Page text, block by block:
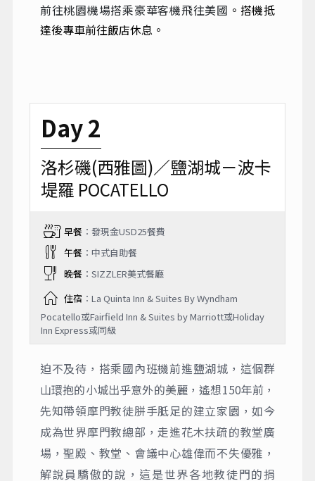
前往桃園機場搭乘豪華客機飛往美國 。搭機抵
達後專車前往飯店休息。
Day 2
洛杉磯(西雅圖)／鹽湖城－波卡
堤羅 POCATELLO
早餐：發現金USD25餐費
午餐：中式自助餐
晚餐：SIZZLER美式餐廳
住宿 ：La Quinta Inn & Suites By Wyndham
Pocatello或Fairfield Inn & Suites by Marriott或Holiday
Inn Express或同級
迫不及待，搭乘國內班機前進鹽湖城，這個群
山環抱的小城出乎意外的美麗，遙想150年前，
先知帶領摩門教徒胼手胝足的建立家園，如今
成為世界摩門教總部，走進花木扶疏的教堂廣
場，聖殿、教堂、會議中心雄偉而不失優雅，
解說員驕傲的說，這是世界各地教徒門的捐